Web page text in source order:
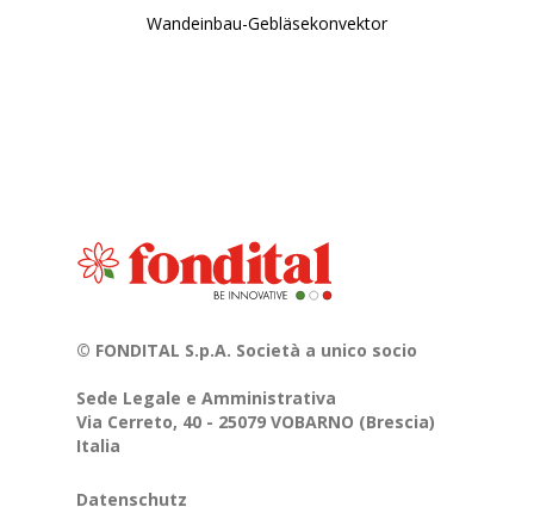
Wandeinbau-Gebläsekonvektor
© FONDITAL S.p.A. Società a unico socio
Sede Legale e Amministrativa
Via Cerreto, 40 - 25079 VOBARNO (Brescia)
Italia
Datenschutz